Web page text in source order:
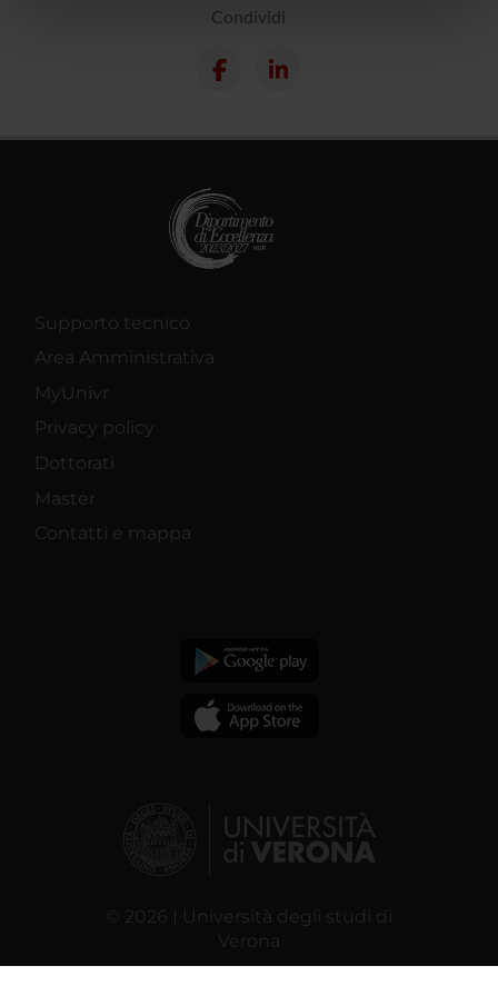
nostri partner che si occupano di analisi dei dati web,
con altre informazioni che hai fornito loro o che hanno
Condividi
Supporto tecnico
Area Amministrativa
MyUnivr
Privacy policy
Dottorati
Master
Contatti e mappa
© 2026 | Università degli studi di
Verona